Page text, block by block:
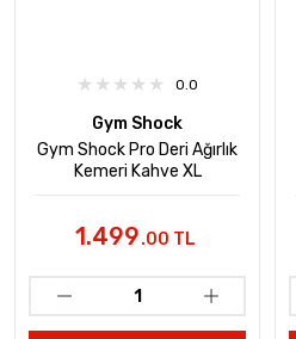
0.0
Gym Shock
Gym Shock Pro Deri Ağırlık
Kemeri Kahve XL
1.499.00 TL